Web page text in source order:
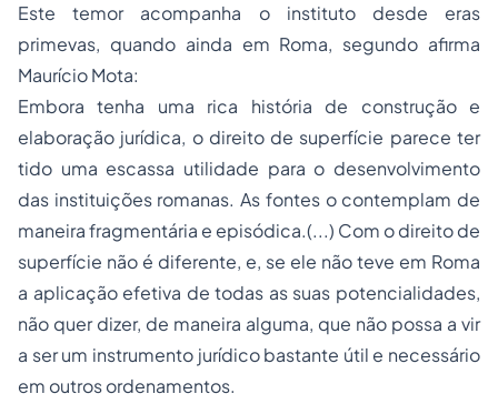
Este temor acompanha o instituto desde eras
primevas, quando ainda em Roma, segundo afirma
Maurício Mota:
Embora tenha uma rica história de construção e
elaboração jurídica, o direito de superfície parece ter
tido uma escassa utilidade para o desenvolvimento
das instituições romanas. As fontes o contemplam de
maneira fragmentária e episódica.(...) Com o direito de
superfície não é diferente, e, se ele não teve em Roma
a aplicação efetiva de todas as suas potencialidades,
não quer dizer, de maneira alguma, que não possa a vir
a ser um instrumento jurídico bastante útil e necessário
em outros ordenamentos.